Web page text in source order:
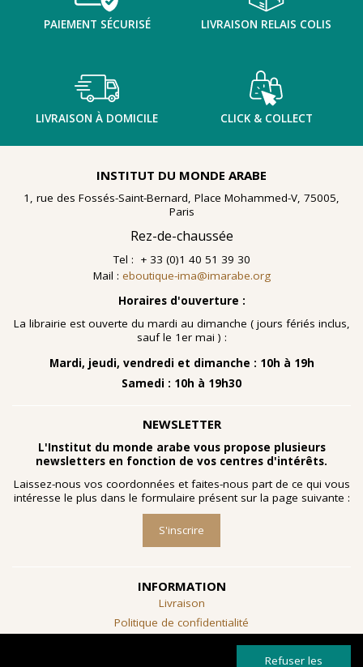
En 2021, le musée de l'IMA reçoit une généreuse donation
: un ensemble d'archives, de céramiques peintes et de
nombreuses planches dessinées à la gouache, exécutées
à la fin des année 1960 au cours d'ateliers de
menés à l'hôpital psychiatrique de Blida-
emblématique de Frantz Fanon.
PAIEMENT SÉCURISÉ LIVRAISON RELAIS COLIS
LIVRAISON À DOMICILE CLICK & COLLECT
INSTITUT DU MONDE ARABE
1, rue des Fossés-Saint-Bernard, Place Mohammed-V, 75005,
Paris
Rez-de-chaussée
Tel : + 33 (0)1 40 51 39 30
Mail : eboutique-ima@imarabe.org
Horaires d'ouverture :
La librairie est ouverte du mardi au dimanche ( jours fériés inclus,
sauf le 1er mai ) :
Mardi, jeudi, vendredi et dimanche : 10h à 19h
Samedi : 10h à 19h30
NEWSLETTER
L'Institut du monde arabe vous propose plusieurs
newsletters en fonction de vos centres d'intérêts.
Laissez-nous vos coordonnées et faites-nous part de ce qui vous
intéresse le plus dans le formulaire présent sur la page suivante :
S'inscrire
INFORMATION
Livraison
Politique de confidentialité
Refuser les